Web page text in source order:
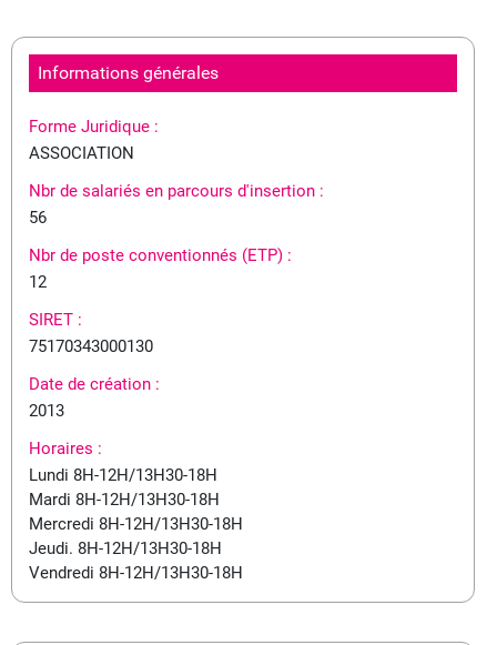
Informations générales
Forme Juridique :
ASSOCIATION
Nbr de salariés en parcours d'insertion :
56
Nbr de poste conventionnés (ETP) :
12
SIRET :
75170343000130
Date de création :
2013
Horaires :
Lundi 8H-12H/13H30-18H
Mardi 8H-12H/13H30-18H
Mercredi 8H-12H/13H30-18H
Jeudi. 8H-12H/13H30-18H
Vendredi 8H-12H/13H30-18H